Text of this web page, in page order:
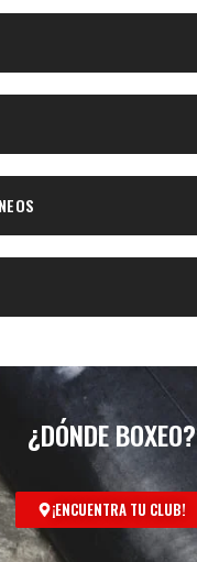
¿DÓNDE BOXEO?
¡ENCUENTRA TU CLUB!